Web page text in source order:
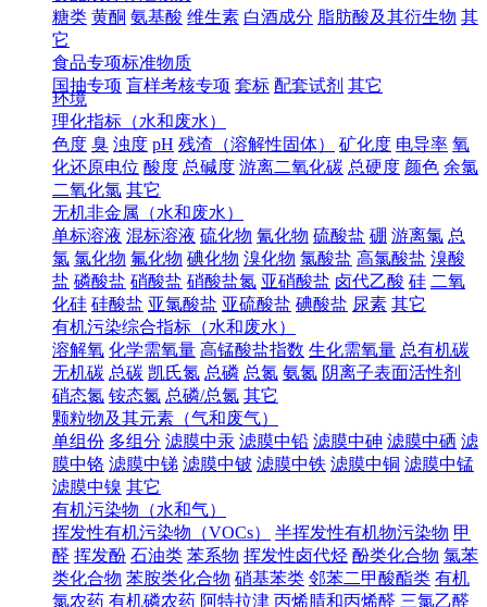
糖类 黄酮 氨基酸 维生素 白酒成分 脂肪酸及其衍生物 其
它
食品专项标准物质
国抽专项 盲样考核专项 套标 配套试剂 其它
环境
理化指标（水和废水）
色度 臭 浊度 pH 残渣（溶解性固体） 矿化度 电导率 氧
化还原电位 酸度 总碱度 游离二氧化碳 总硬度 颜色 余氯
二氧化氯 其它
无机非金属（水和废水）
单标溶液 混标溶液 硫化物 氰化物 硫酸盐 硼 游离氯 总
氯 氯化物 氟化物 碘化物 溴化物 氯酸盐 高氯酸盐 溴酸
盐 磷酸盐 硝酸盐 硝酸盐氮 亚硝酸盐 卤代乙酸 硅 二氧
化硅 硅酸盐 亚氯酸盐 亚硫酸盐 碘酸盐 尿素 其它
有机污染综合指标（水和废水）
溶解氧 化学需氧量 高锰酸盐指数 生化需氧量 总有机碳
无机碳 总碳 凯氏氮 总磷 总氮 氨氮 阴离子表面活性剂
硝态氮 铵态氮 总磷/总氮 其它
颗粒物及其元素（气和废气）
单组份 多组分 滤膜中汞 滤膜中铅 滤膜中砷 滤膜中硒 滤
膜中铬 滤膜中锑 滤膜中铍 滤膜中铁 滤膜中铜 滤膜中锰
滤膜中镍 其它
有机污染物（水和气）
挥发性有机污染物（VOCs）
半挥发性有机物污染物 甲
醛 挥发酚 石油类 苯系物 挥发性卤代烃 酚类化合物 氯苯
类化合物 苯胺类化合物 硝基苯类 邻苯二甲酸酯类 有机
氯农药 有机磷农药 阿特拉津 丙烯腈和丙烯醛 三氯乙醛